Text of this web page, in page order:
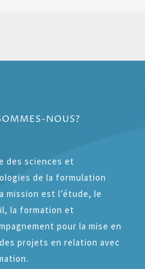
NOUS?
des sciences et
de la formulation
mission est l’étude, le
la formation et
pour la mise en
projets en relation avec